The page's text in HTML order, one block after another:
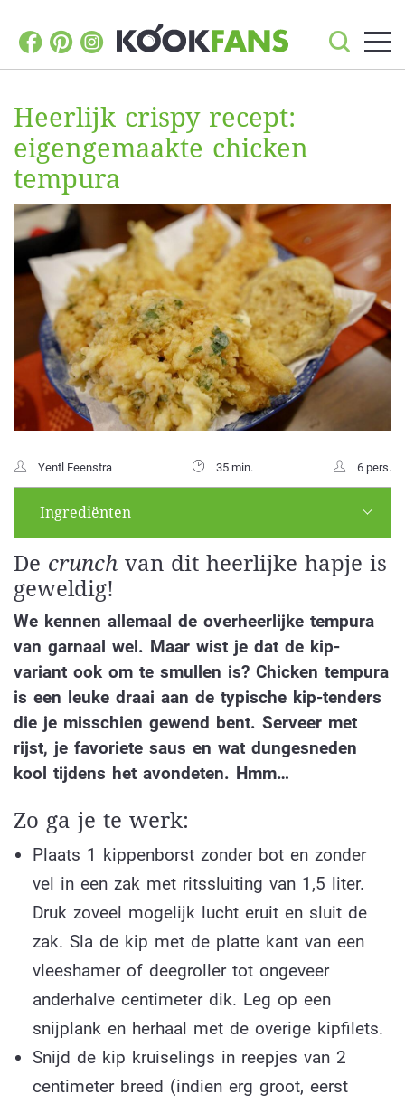
Heerlijk crispy recept:
eigengemaakte chicken
tempura
Yentl Feenstra 35 min. 6 pers.
Ingrediënten
De crunch van dit heerlijke hapje is
geweldig!
We kennen allemaal de overheerlijke tempura
van garnaal wel. Maar wist je dat de kip-
variant ook om te smullen is? Chicken tempura
is een leuke draai aan de typische kip-tenders
die je misschien gewend bent. Serveer met
rijst, je favoriete saus en wat dungesneden
kool tijdens het avondeten. Hmm…
Zo ga je te werk:
Plaats 1 kippenborst zonder bot en zonder
vel in een zak met ritssluiting van 1,5 liter.
Druk zoveel mogelijk lucht eruit en sluit de
zak. Sla de kip met de platte kant van een
vleeshamer of deegroller tot ongeveer
anderhalve centimeter dik. Leg op een
snijplank en herhaal met de overige kipfilets.
Snijd de kip kruiselings in reepjes van 2
centimeter breed (indien erg groot, eerst